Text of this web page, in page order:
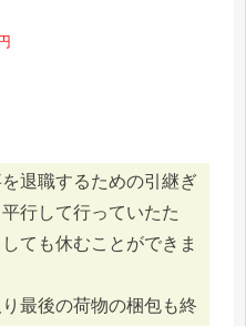
退職するための引継ぎ
行して行っていたた
ても休むことができま
最後の荷物の梱包も終